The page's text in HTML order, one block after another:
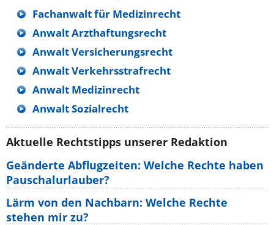
Fachanwalt für Medizinrecht
Anwalt Arzthaftungsrecht
Anwalt Versicherungsrecht
Anwalt Verkehrsstrafrecht
Anwalt Medizinrecht
Anwalt Sozialrecht
Aktuelle Rechtstipps unserer Redaktion
Geänderte Abflugzeiten: Welche Rechte haben
Pauschalurlauber?
Lärm von den Nachbarn: Welche Rechte
stehen mir zu?